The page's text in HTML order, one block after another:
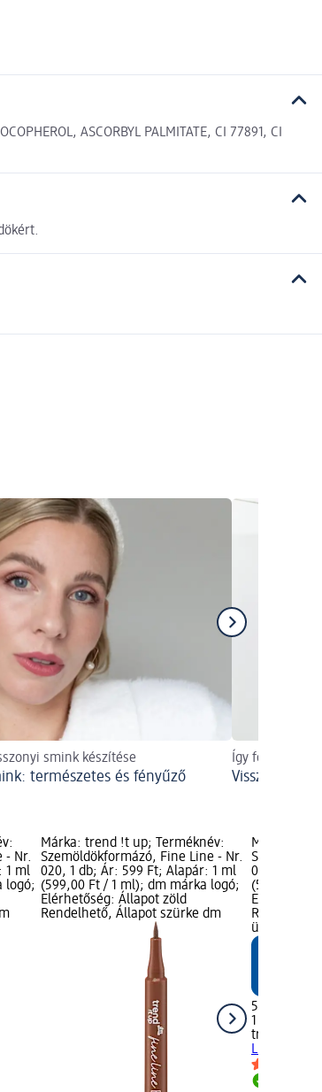
ASCORBYL PALMITATE, CI 77891, CI
smink készítése
természetes és fényűző
Így
Visszatért: a
- Nr.
1 ml
logó;
Márka: trend !t up; Terméknév:
Szemöldökformázó, Fine Line - Nr.
020, 1 db; Ár: 599 Ft; Alapár: 1 ml
(599,00 Ft / 1 ml); dm márka logó;
Elérhetőség: Állapot zöld
Rendelhető, Állapot szürke dm
Márka:
040, 1 db;
(599,00 Ft
üzlet
599 Ft
1 ml
trend !t up
Line - Nr.